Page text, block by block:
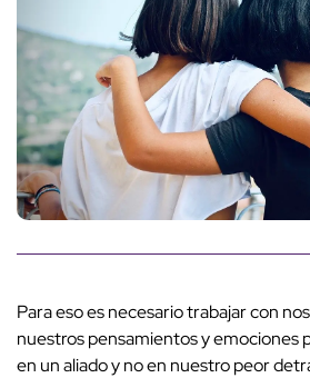
Para eso es necesario trabajar con
nuestros pensamientos y emociones
en un aliado y no en nuestro peor